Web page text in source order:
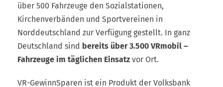
über 500 Fahrzeuge den Sozialstationen,
Kirchenverbänden und Sportvereinen in
Norddeutschland zur Verfügung gestellt. In ganz
Deutschland sind bereits über 3.500 VRmobil –
Fahrzeuge im täglichen Einsatz vor Ort.
VR-GewinnSparen ist ein Produkt der Volksbank